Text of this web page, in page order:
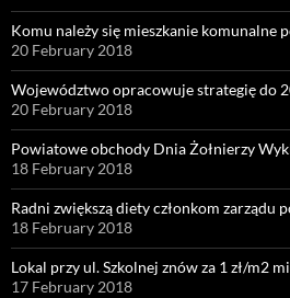
Komu należy się mieszkanie komunalne
20 February 2018
Województwo opracowuje strategię do
20 February 2018
Powiatowe obchody Dnia Żołnierzy
18 February 2018
Radni zwiększą diety członkom zarządu
18 February 2018
Lokal przy ul. Szkolnej znów za 1 zł/m2
17 February 2018